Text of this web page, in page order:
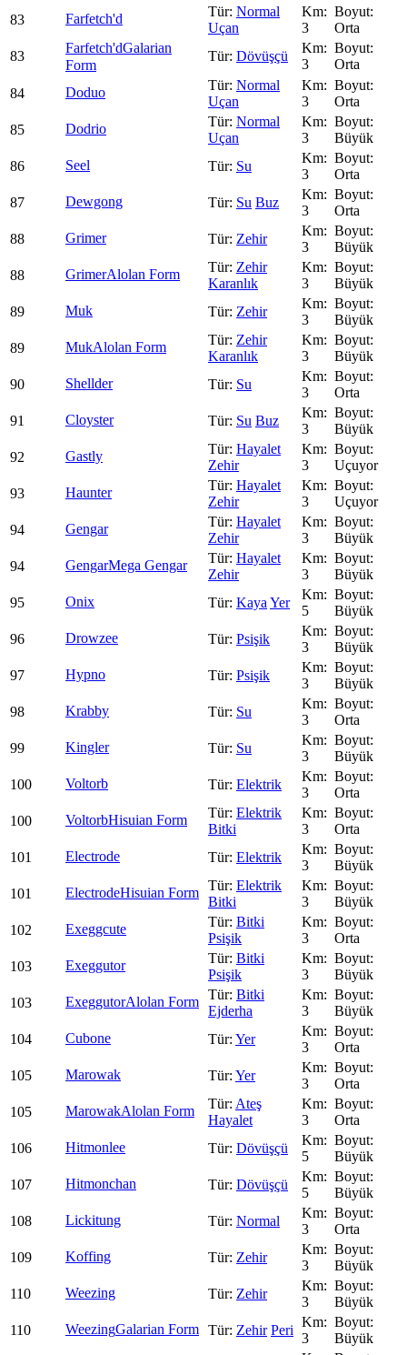
83
Farfetch'd
Normal
Uçan
3
Orta
83
Farfetch'dGalarian
Form
Dövüşçü
3
Orta
84
Doduo
Normal
Uçan
3
Orta
85
Dodrio
Normal
Uçan
3
Büyük
86
Seel Su
3
Orta
87
Dewgong Su Buz
3
Orta
88
Grimer Zehir
3
Büyük
88
GrimerAlolan Form
Zehir
Karanlık
3
Büyük
89
Muk Zehir
3
Büyük
89
MukAlolan Form
Zehir
Karanlık
3
Büyük
90
Shellder Su
3
Orta
91
Cloyster Su Buz
3
Büyük
92
Gastly
Hayalet
Zehir
3
Uçuyor
93
Haunter
Hayalet
Zehir
3
Uçuyor
94
Gengar
Hayalet
Zehir
3
Büyük
94
GengarMega Gengar
Hayalet
Zehir
3
Büyük
95
Onix Kaya Yer
5
Büyük
96
Drowzee Psişik
3
Büyük
97
Hypno Psişik
3
Büyük
98
Krabby Su
3
Orta
99
Kingler Su
3
Büyük
100
Voltorb Elektrik
3
Orta
100
VoltorbHisuian Form
Elektrik
Bitki
3
Orta
101
Electrode Elektrik
3
Büyük
101
ElectrodeHisuian Form
Elektrik
Bitki
3
Büyük
102
Exeggcute
Bitki
Psişik
3
Orta
103
Exeggutor
Bitki
Psişik
3
Büyük
103
ExeggutorAlolan Form
Bitki
Ejderha
3
Büyük
104
Cubone Yer
3
Orta
105
Marowak Yer
3
Orta
105
MarowakAlolan Form
Ateş
Hayalet
3
Orta
106
Hitmonlee Dövüşçü
5
Büyük
107
Hitmonchan Dövüşçü
5
Büyük
108
Lickitung Normal
3
Orta
109
Koffing Zehir
3
Büyük
110
Weezing Zehir
3
Büyük
110
WeezingGalarian Form Zehir Peri
3 Büyük